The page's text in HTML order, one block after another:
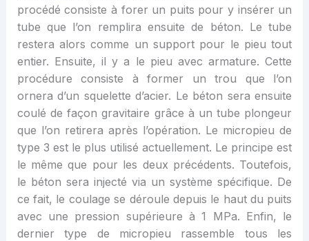
procédé consiste à forer un puits pour y insérer un
tube que l’on remplira ensuite de béton. Le tube
restera alors comme un support pour le pieu tout
entier. Ensuite, il y a le pieu avec armature. Cette
procédure consiste à former un trou que l’on
ornera d’un squelette d’acier. Le béton sera ensuite
coulé de façon gravitaire grâce à un tube plongeur
que l’on retirera après l’opération. Le micropieu de
type 3 est le plus utilisé actuellement. Le principe est
le même que pour les deux précédents. Toutefois,
le béton sera injecté via un système spécifique. De
ce fait, le coulage se déroule depuis le haut du puits
avec une pression supérieure à 1 MPa. Enfin, le
dernier type de micropieu rassemble tous les